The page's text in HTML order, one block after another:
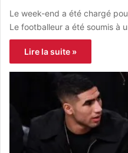
Le week-end a été chargé
Le footballeur a été soumis à
Lire la suite »